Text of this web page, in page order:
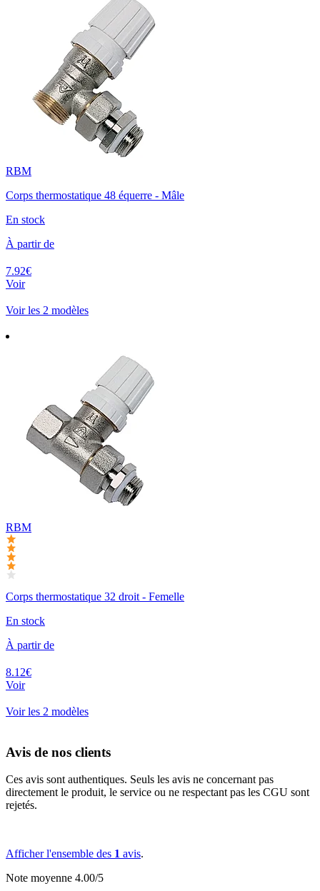
RBM
Corps thermostatique 48 équerre - Mâle
En stock
À partir de
7.92€
Voir
Voir les 2 modèles
RBM
Corps thermostatique 32 droit - Femelle
En stock
À partir de
8.12€
Voir
Voir les 2 modèles
Avis de nos clients
Ces avis sont authentiques. Seuls les avis ne concernant pas
directement le produit, le service ou ne respectant pas les CGU sont
rejetés.
Afficher l'ensemble des 1 avis.
Note moyenne 4.00/5